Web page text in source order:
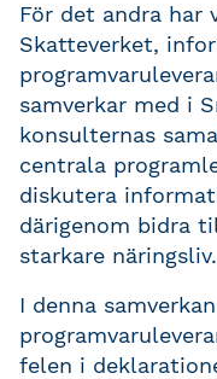
För det andra har
Skatteverket,
samverkar med i
konsulternas
centrala
diskutera
därigenom bidra
starkare näringsliv.
I denna
felen i